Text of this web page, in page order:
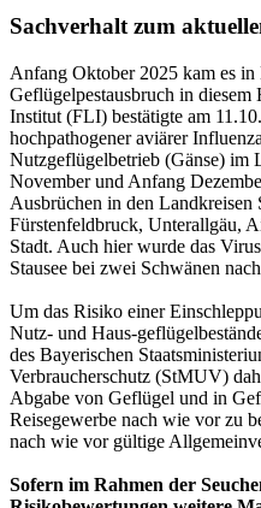
Sachverhalt zum
Anfang Oktober 2025 kam es in
Geflügelpestausbruch in
Institut (FLI) bestätigte am
hochpathogener aviärer
Nutzgeflügelbetrieb (Gänse)
November und Anfang
Ausbrüchen in den Landkreisen
Fürstenfeldbruck, Unterallgäu,
Stadt. Auch hier wurde das
Stausee bei zwei Schwänen
Um das Risiko einer
Nutz- und Haus-
des Bayerischen
Verbraucherschutz (StMUV)
Abgabe von Geflügel und in
Reisegewerbe nach wie vor zu
nach wie vor gültige
Sofern im Rahmen der